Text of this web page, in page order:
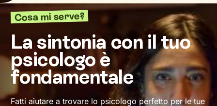
davvero ciò che senti e desideri, e che ti guidi
nel raggiungimento degli obiettivi dibenessere
che ti prefiggi.
Cosa mi serve?
La sintonia con il tuo
psicologo è
fondamentale
Fatti aiutare a trovare lo psicologo perfetto per le tue